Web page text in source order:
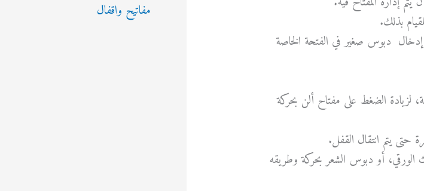
بذلك.
إدخال دبوس صغير في الفتحة الخاصة
لزيادة الضغط على مفتاح ألن بحركة
حتى يتم انتقال القفل.
الورقي، أو دبوس الشعر بحركة وطريقه
مفاتيح واقفال